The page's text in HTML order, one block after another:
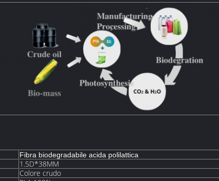
Fibra biodegradabile acida polilattica
1.5D*38MM
Colore crudo